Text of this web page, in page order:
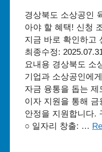
경상북도 소상공인
아야 할 혜택! 신청
지금 바로 확인하고
최종수정:
요내용 경상북도 소
기업과 소상공인에
자금 융통을 돕는
이자 지원을 통해
안정을 지원합니다.
○ 일자리 창출: …